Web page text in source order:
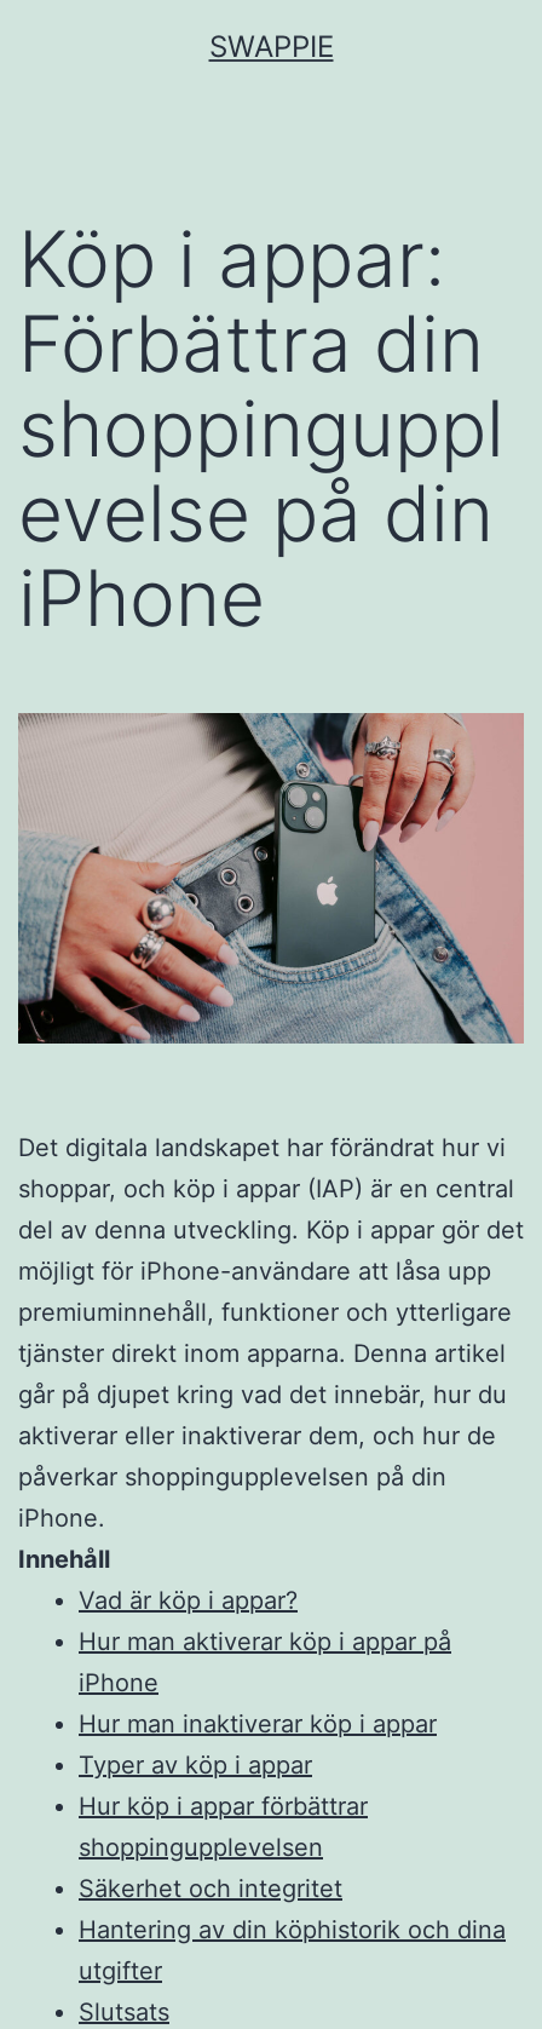
SWAPPIE
Köp i appar:
Förbättra din
shoppinguppl
evelse på din
iPhone
Det digitala landskapet har förändrat hur vi
shoppar, och köp i appar (IAP) är en central
del av denna utveckling. Köp i appar gör det
möjligt för iPhone-användare att låsa upp
premiuminnehåll, funktioner och ytterligare
tjänster direkt inom apparna. Denna artikel
går på djupet kring vad det innebär, hur du
aktiverar eller inaktiverar dem, och hur de
påverkar shoppingupplevelsen på din
iPhone.
Innehåll
Vad är köp i appar?
Hur man aktiverar köp i appar på
iPhone
Hur man inaktiverar köp i appar
Typer av köp i appar
Hur köp i appar förbättrar
shoppingupplevelsen
Säkerhet och integritet
Hantering av din köphistorik och dina
utgifter
Slutsats